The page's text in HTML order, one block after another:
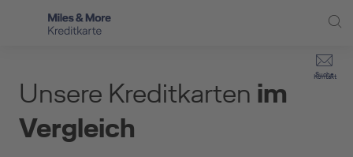
Direkt zur Suche (Enter drücken)
Direkt zum Hauptinhalt (Enter drücken)
Kontakt
Suche
Selbstständige
Unternehmen
Kreditkarten
Kreditkarten für Vielfliegende
Unsere Kreditkarten im
Vergleich